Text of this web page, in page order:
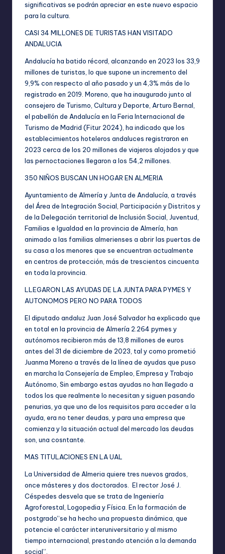
significativas se podrán apreciar en este nuevo espacio
para la cultura.
CASI 34 MILLONES DE TURISTAS HAN VISITADO
ANDALUCIA
Andalucía ha batido récord, alcanzando en 2023 los 33,9
millones de turistas, lo que supone un incremento del
9,9% con respecto al año pasado y un 4,3% más de lo
registrado en 2019. Moreno, que ha inaugurado junto al
consejero de Turismo, Cultura y Deporte, Arturo Bernal,
el pabellón de Andalucía en la Feria Internacional de
Turismo de Madrid (Fitur 2024), ha indicado que los
establecimientos hoteleros andaluces registraron en
2023 cerca de los 20 millones de viajeros alojados y que
las pernoctaciones llegaron a los 54,2 millones.
350 NIÑOS BUSCAN UN HOGAR EN ALMERIA
Ayuntamiento de Almería y Junta de Andalucía, a través
del Área de Integración Social, Participación y Distritos y
de la Delegación territorial de Inclusión Social, Juventud,
Familias e Igualdad en la provincia de Almería, han
animado a las familias almerienses a abrir las puertas de
su casa a los menores que se encuentran actualmente
en centros de protección, más de trescientos cincuenta
en toda la provincia.
LLEGARON LAS AYUDAS DE LA JUNTA PARA PYMES Y
AUTONOMOS PERO NO PARA TODOS
El diputado andaluz Juan José Salvador ha explicado que
en total en la provincia de Almería 2.264 pymes y
autónomos recibieron más de 13,8 millones de euros
antes del 31 de diciembre de 2023, tal y como prometió
Juanma Moreno a través de la línea de ayudas que puso
en marcha la Consejería de Empleo, Empresa y Trabajo
Autónomo, Sin embargo estas ayudas no han llegado a
todos los que realmente lo necesitan y siguen pasando
penurias, ya que uno de los requisitos para acceder a la
ayuda, era no tener deudas, y para una empresa que
comienza y la situación actual del mercado las deudas
son, una cosntante.
MAS TITULACIONES EN LA UAL
La Universidad de Almeria quiere tres nuevos grados,
once másteres y dos doctorados. El rector José J.
Céspedes desvela que se trata de Ingeniería
Agroforestal, Logopedia y Física. En la formación de
postgrado“se ha hecho una propuesta dinámica, que
potencie el carácter interuniversitario y al mismo
tiempo internacional, prestando atención a la demanda
social”.